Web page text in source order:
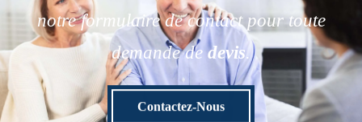
notre formulaire de contact pour toute
demande de devis.
Contactez-Nous